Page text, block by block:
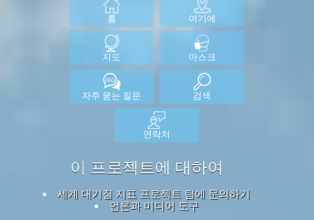
홈 여기에
지도 마스크
자주 묻는 질문 검색
연락처
이 프로젝트에 대하여
세계 대기질 지표 프로젝트 팀에 문의하기
언론과 미디어 도구